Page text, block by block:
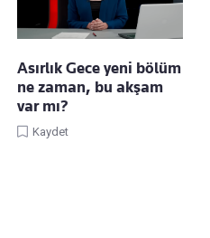
Asırlık Gece yeni bölüm
ne zaman, bu akşam
var mı?
Kaydet